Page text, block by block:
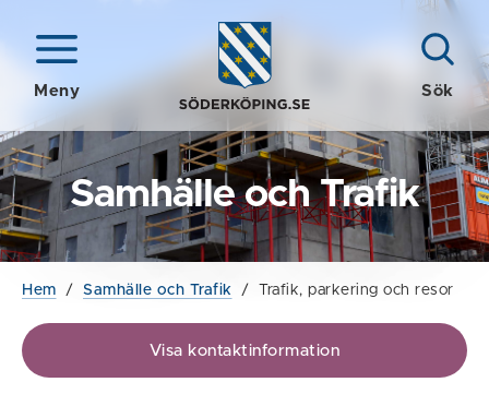
Meny Sök
Samhälle och Trafik
Hem / Samhälle och Trafik / Trafik, parkering och resor
Visa kontaktinformation